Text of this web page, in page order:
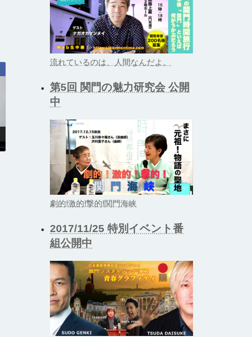
流れているのは、人間なんだよ。
第5回 関門の魅力研究会 公開
中
劇的!激的!撃的!関門海峡
2017/11/25 特別イベント番
組公開中